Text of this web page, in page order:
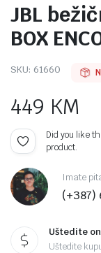
JBL
BOX
SKU: 61660
449 KM
Did you like
product.
Imate
(+387)
Uštedite
Uštedite